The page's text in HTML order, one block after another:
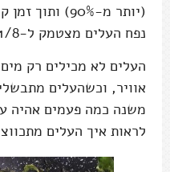
(יותר מ-90%)
נפח העלים מצטמק ל-1/8 ממה שהיה פעם.
העלים לא מכילים רק
אוויר, וכשהעלים
משנה כמה פעמים אהיה
לראות איך העלים